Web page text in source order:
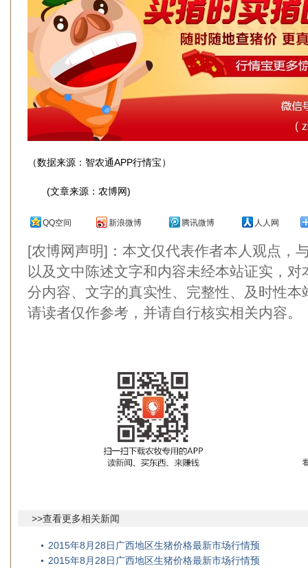
（数据来源：智农通APP行情宝）
(文章来源：农博网)
QQ空间 新浪微博 腾讯微博 人人网
[农博网声明]：本文仅代表作者本人观点，
以及文中陈述文字和内容未经本站证实，
分内容、文字的真实性、完整性、及时性
请读者仅作参考，并请自行核实相关内容。
>>查看更多相关新闻
2015年8月28日广西地区生猪价格最新市场行情预
2015年8月28日广西地区生猪价格最新市场行情预